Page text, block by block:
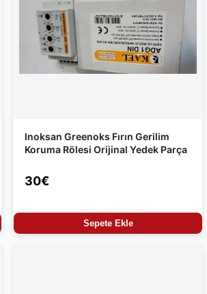
Inoksan Greenoks Fırın Gerilim
Koruma Rölesi Orijinal Yedek Parça
30€
Sepete Ekle